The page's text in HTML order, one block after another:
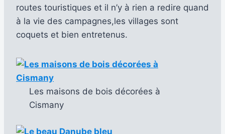
routes touristiques et il n’y à rien a redire quand
à la vie des campagnes,les villages sont
coquets et bien entretenus.
Les maisons de bois décorées à
Cismany